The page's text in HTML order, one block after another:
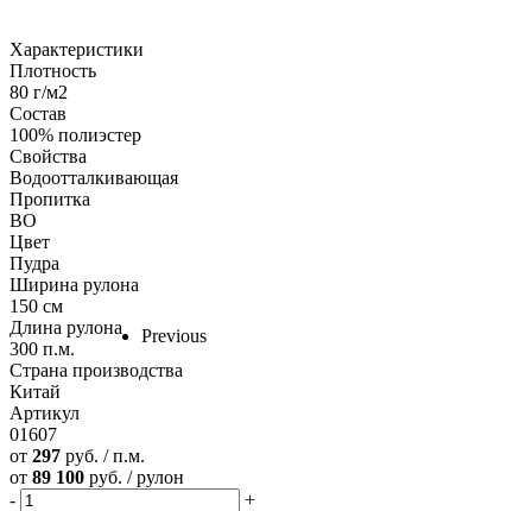
Previous
Характеристики
Плотность
80 г/м2
Состав
100% полиэстер
Свойства
Водоотталкивающая
Пропитка
ВО
Цвет
Пудра
Ширина рулона
150 см
Длина рулона
300 п.м.
Страна производства
Китай
Артикул
01607
от 297 руб. / п.м.
от 89 100 руб. / рулон
-
+